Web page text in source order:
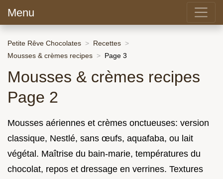
Menu
Petite Rêve Chocolates
Recettes
Mousses & crèmes recipes
Page 3
Mousses & crèmes recipes
Page 2
Mousses aériennes et crèmes onctueuses: version
classique, Nestlé, sans œufs, aquafaba, ou lait
végétal. Maîtrise du bain-marie, températures du
chocolat, repos et dressage en verrines. Textures